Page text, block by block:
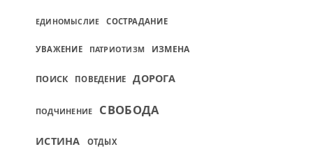
ЕДИНОМЫСЛИЕ СОСТРАДАНИЕ
УВАЖЕНИЕ ПАТРИОТИЗМ ИЗМЕНА
ПОИСК ПОВЕДЕНИЕ ДОРОГА
ПОДЧИНЕНИЕ СВОБОДА
ИСТИНА ОТДЫХ